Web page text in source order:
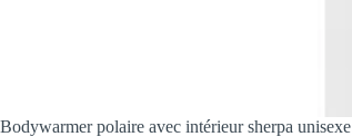
Bodywarmer polaire avec intérieur sherpa unisexe